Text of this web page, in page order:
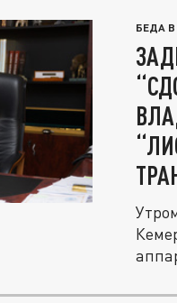
БЕДА В